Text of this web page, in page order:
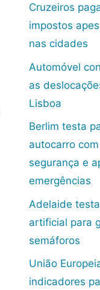
Cruzeiros
impostos
nas cidades
Automóvel
as
Lisboa
Berlim testa
autocarro
segurança e
emergências
Adelaide
artificial para
semáforos
União
indicadores